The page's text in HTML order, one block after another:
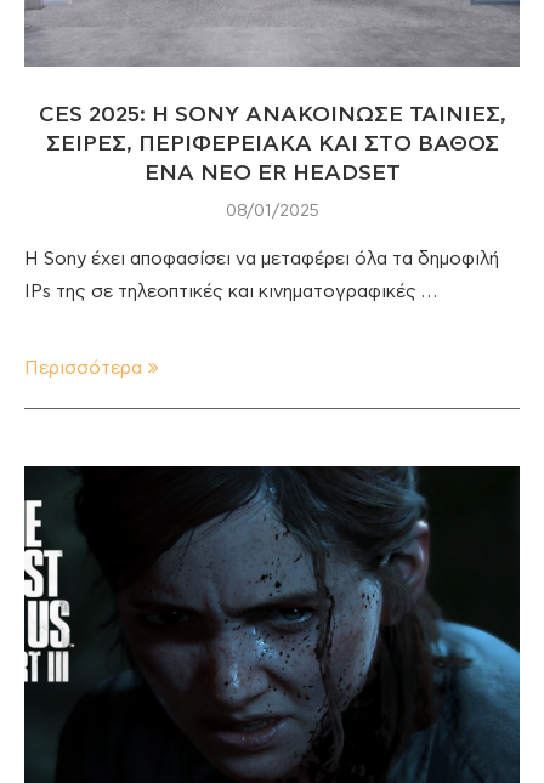
CES 2025: H SONY ΑΝΑΚΟΙΝΩΣΕ ΤΑΙΝΙΕΣ,
ΣΕΙΡΕΣ, ΠΕΡΙΦΕΡΕΙΑΚΑ ΚΑΙ ΣΤΟ ΒΑΘΟΣ
ΕΝΑ ΝΕΟ ER HEADSET
08/01/2025
H Sony έχει αποφασίσει να μεταφέρει όλα τα δημοφιλή
IPs της σε τηλεοπτικές και κινηματογραφικές …
Περισσότερα